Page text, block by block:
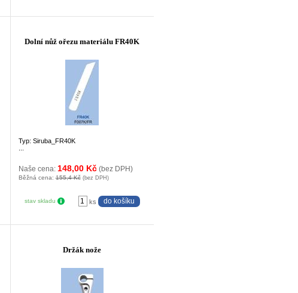
Dolní nůž ořezu materiálu FR40K
Typ: Siruba_FR40K
Naše cena: 148,00 Kč (bez DPH)
Běžná cena:155,4 Kč (bez DPH)
stav skladu ks
Držák nože